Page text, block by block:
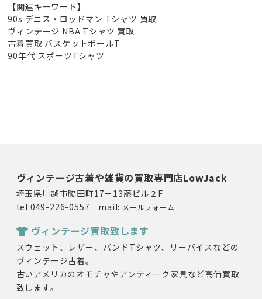
【関連キーワード】
90s デニス・ロッドマン Tシャツ 買取
ヴィンテージ NBA Tシャツ 買取
古着買取 バスケットボールT
90年代 スポーツTシャツ
ヴィンテージ古着や雑貨の買取専門店LowJack
埼玉県川越市脇田町17－13藤ビル２F
tel:049-226-0557 mail: メールフォーム
ヴィンテージ買取致します
スウェット、レザー、バンドTシャツ、リーバイスなどの
ヴィンテージ古着。
古いアメリカのオモチャやアンティーク家具など高価買取
致します。